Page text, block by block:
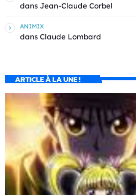
dans Jean-Claude Corbel
ANIMIX
dans Claude Lombard
ARTICLE À LA UNE !